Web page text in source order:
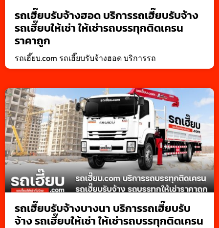
รถเฮี๊ยบรับจ้างฮอด บริการรถเฮี๊ยบรับจ้าง
รถเฮี๊ยบให้เช่า ให้เช่ารถบรรทุกติดเครน
ราคาถูก
รถเฮี๊ยบ.com รถเฮี๊ยบรับจ้างฮอด บริการรถ
รถเฮี๊ยบรับจ้างบางนา บริการรถเฮี๊ยบรับ
จ้าง รถเฮี๊ยบให้เช่า ให้เช่ารถบรรทุกติดเครน